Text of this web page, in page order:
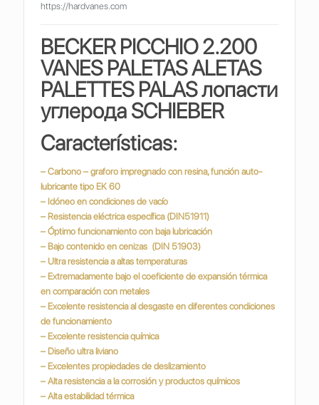
https://hardvanes.com
BECKER PICCHIO 2.200
VANES PALETAS ALETAS
PALETTES PALASлопасти
углерода SCHIEBER
Características:
– Carbono – graforo impregnado con resina, función auto-
lubricante tipo EK 60
– Idóneo en condiciones de vacío
– Resistencia eléctrica específica (DIN51911)
– Óptimo funcionamiento con baja lubricación
– Bajo contenido en cenizas (DIN 51903)
– Ultra resistencia a altas temperaturas
– Extremadamente bajo el coeficiente de expansión térmica
en comparación con metales
– Excelente resistencia al desgaste en diferentes condiciones
de funcionamiento
– Excelente resistencia química
– Diseño ultra liviano
– Excelentes propiedades de deslizamiento
– Alta resistencia a la corrosión y productos químicos
– Alta estabilidad térmica